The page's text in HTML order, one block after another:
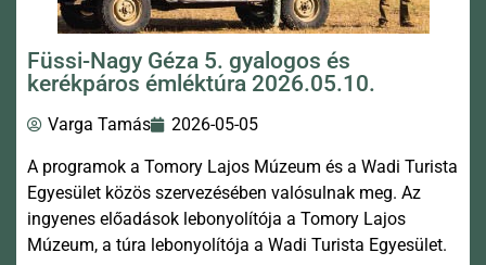
Füssi-Nagy Géza 5. gyalogos és
kerékpáros émléktúra 2026.05.10.
Varga Tamás 2026-05-05
A programok a Tomory Lajos Múzeum és a Wadi Turista
Egyesület közös szervezésében valósulnak meg. Az
ingyenes előadások lebonyolítója a Tomory Lajos
Múzeum, a túra lebonyolítója a Wadi Turista Egyesület.